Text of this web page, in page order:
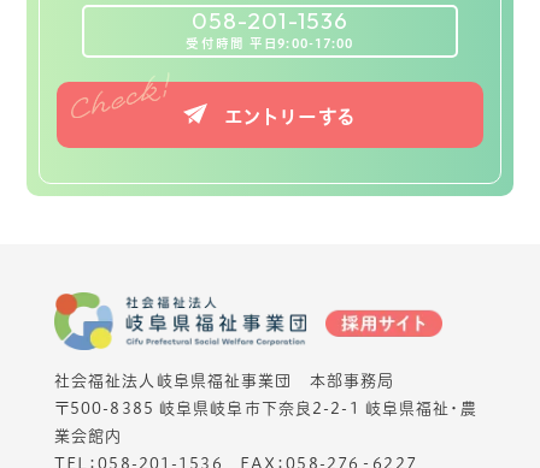
058-201-1536
受付時間 平日9:00-17:00
エントリーする
社会福祉法人岐阜県福祉事業団 本部事務局
〒500-8385 岐阜県岐阜市下奈良2-2-1 岐阜県福祉・農
業会館内
TEL：058-201-1536 FAX：058-276‐6227